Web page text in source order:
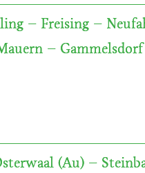
– Freising –
–
(Au) –